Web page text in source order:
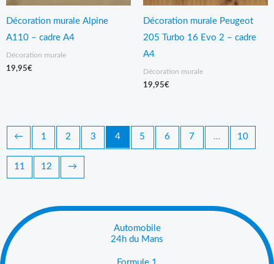
Décoration murale Alpine
A110 – cadre A4
Décoration murale
19,95€
Décoration murale Peugeot
205 Turbo 16 Evo 2 – cadre
A4
Décoration murale
19,95€
← 1 2 3 4 5 6 7 … 10
11 12 →
Automobile
24h du Mans